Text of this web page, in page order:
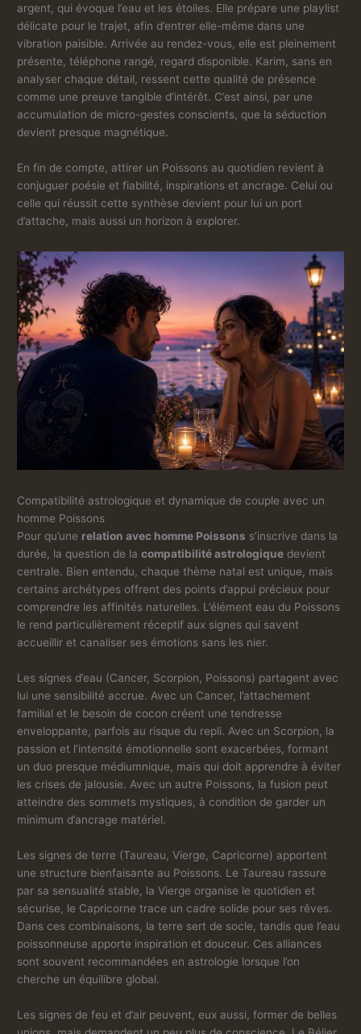
argent, qui évoque l’eau et les étoiles. Elle prépare une playlist
délicate pour le trajet, afin d’entrer elle-même dans une
vibration paisible. Arrivée au rendez-vous, elle est pleinement
présente, téléphone rangé, regard disponible. Karim, sans en
analyser chaque détail, ressent cette qualité de présence
comme une preuve tangible d’intérêt. C’est ainsi, par une
accumulation de micro-gestes conscients, que la séduction
devient presque magnétique.
En fin de compte, attirer un Poissons au quotidien revient à
conjuguer poésie et fiabilité, inspirations et ancrage. Celui ou
celle qui réussit cette synthèse devient pour lui un port
d’attache, mais aussi un horizon à explorer.
Compatibilité astrologique et dynamique de couple avec un
homme Poissons
Pour qu’une relation avec homme Poissons s’inscrive dans la
durée, la question de lacompatibilité astrologique devient
centrale. Bien entendu, chaque thème natal est unique, mais
certains archétypes offrent des points d’appui précieux pour
comprendre les affinités naturelles. L’élément eau du Poissons
le rend particulièrement réceptif aux signes qui savent
accueillir et canaliser ses émotions sans les nier.
Les signes d’eau (Cancer, Scorpion, Poissons) partagent avec
lui une sensibilité accrue. Avec un Cancer, l’attachement
familial et le besoin de cocon créent une tendresse
enveloppante, parfois au risque du repli. Avec un Scorpion, la
passion et l’intensité émotionnelle sont exacerbées, formant
un duo presque médiumnique, mais qui doit apprendre à éviter
les crises de jalousie. Avec un autre Poissons, la fusion peut
atteindre des sommets mystiques, à condition de garder un
minimum d’ancrage matériel.
Les signes de terre (Taureau, Vierge, Capricorne) apportent
une structure bienfaisante au Poissons. Le Taureau rassure
par sa sensualité stable, la Vierge organise le quotidien et
sécurise, le Capricorne trace un cadre solide pour ses rêves.
Dans ces combinaisons, la terre sert de socle, tandis que l’eau
poissonneuse apporte inspiration et douceur. Ces alliances
sont souvent recommandées en astrologie lorsque l’on
cherche un équilibre global.
Les signes de feu et d’air peuvent, eux aussi, former de belles